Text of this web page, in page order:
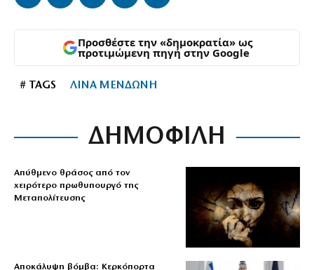
Προσθέστε την «δημοκρατία» ως
προτιμώμενη πηγή στην Google
# TAGS ΛΙΝΑ ΜΕΝΔΩΝΗ
ΔΗΜΟΦΙΛΗ
Απύθμενο θράσος από τον
χειρότερο πρωθυπουργό της
Μεταπολίτευσης
Αποκάλυψη βόμβα: Κερκόπορτα